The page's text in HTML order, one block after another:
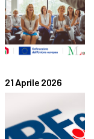
21 Aprile 2026